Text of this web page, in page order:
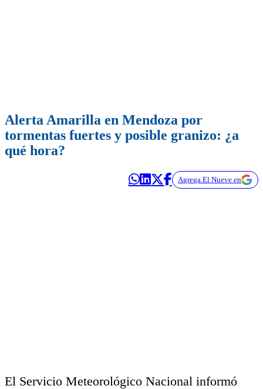
Alerta Amarilla en Mendoza por
tormentas fuertes y posible granizo: ¿a
qué hora?
Agrega El Nueve en
El Servicio Meteorológico Nacional informó